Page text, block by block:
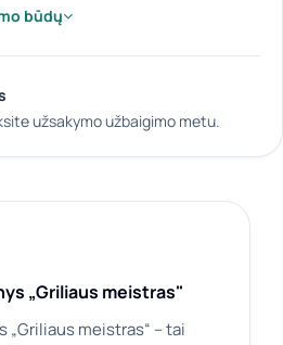
būdų
užsakymo užbaigimo metu.
„Griliaus meistras"
„Griliaus meistras“ – tai